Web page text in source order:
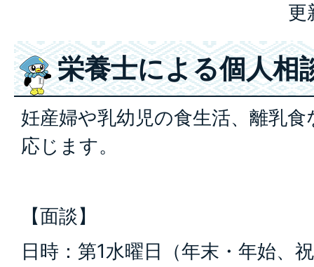
更
栄養士による個人相
妊産婦や乳幼児の食生活、離乳
応じます。
【面談】
日時：第1水曜日（年末・年始、